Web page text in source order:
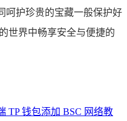
呵护珍贵的宝藏一般保护好
世界中畅享安全与便捷的
TP 钱包添加 BSC 网络教